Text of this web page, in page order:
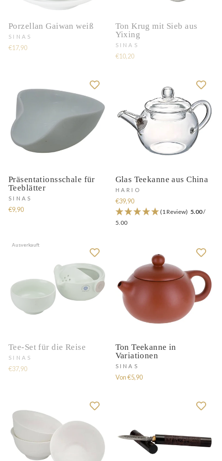
Porzellan Gaiwan weiß
SINAS
€17,90
Ton Krug mit Sieb aus
Yixing
SINAS
€10,20
Präsentationsschale für
Teeblätter
SINAS
€9,90
Glas Teekanne aus China
HARIO
€39,90
(1 Review) 5.00/
5.00
Ausverkauft
Tee-Set für die Reise
SINAS
€37,90
Ton Teekanne in
Variationen
SINAS
Von €5,90